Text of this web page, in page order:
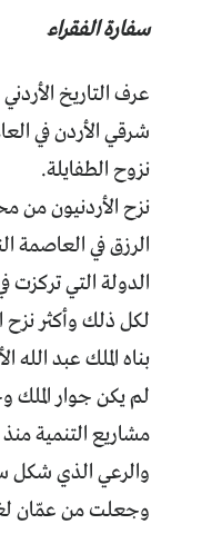
سفارة الفقراء
عرف التاريخ
نزوح الطفايلة.
نزح الأردنيون من
الرزق في العاصمة
الدولة التي تركزت
لكل ذلك وأكثر نزح
بناه الملك عبد
لم يكن جوار الملك
مشاريع التنمية
والرعي الذي شكل
وجعلت من عمّان